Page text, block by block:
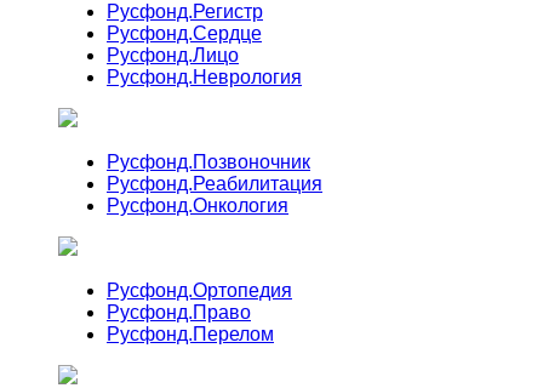
Русфонд.Регистр
Русфонд.Сердце
Русфонд.Лицо
Русфонд.Неврология
Русфонд.Позвоночник
Русфонд.Реабилитация
Русфонд.Онкология
Русфонд.Ортопедия
Русфонд.Право
Русфонд.Перелом